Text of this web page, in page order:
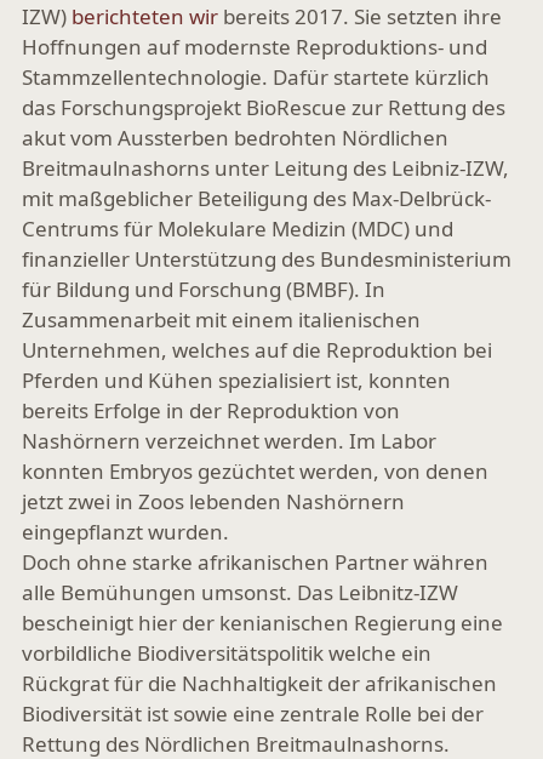
IZW) berichteten wir bereits 2017. Sie setzten ihre
Hoffnungen auf modernste Reproduktions- und
Stammzellentechnologie. Dafür startete kürzlich
das Forschungsprojekt BioRescue zur Rettung des
akut vom Aussterben bedrohten Nördlichen
Breitmaulnashorns unter Leitung des Leibniz-IZW,
mit maßgeblicher Beteiligung des Max-Delbrück-
Centrums für Molekulare Medizin (MDC) und
finanzieller Unterstützung des Bundesministerium
für Bildung und Forschung (BMBF). In
Zusammenarbeit mit einem italienischen
Unternehmen, welches auf die Reproduktion bei
Pferden und Kühen spezialisiert ist, konnten
bereits Erfolge in der Reproduktion von
Nashörnern verzeichnet werden. Im Labor
konnten Embryos gezüchtet werden, von denen
jetzt zwei in Zoos lebenden Nashörnern
eingepflanzt wurden.
Doch ohne starke afrikanischen Partner währen
alle Bemühungen umsonst. Das Leibnitz-IZW
bescheinigt hier der kenianischen Regierung eine
vorbildliche Biodiversitätspolitik welche ein
Rückgrat für die Nachhaltigkeit der afrikanischen
Biodiversität ist sowie eine zentrale Rolle bei der
Rettung des Nördlichen Breitmaulnashorns.